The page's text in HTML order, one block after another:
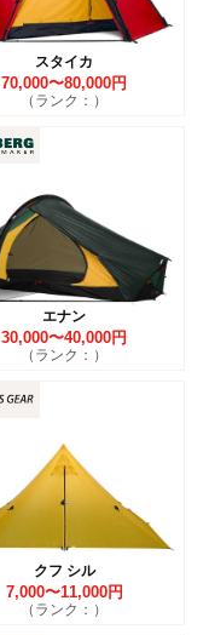
スタイカ
70,000〜80,000円
（ランク：）
エナン
30,000〜40,000円
（ランク：）
クフ シル
7,000〜11,000円
（ランク：）